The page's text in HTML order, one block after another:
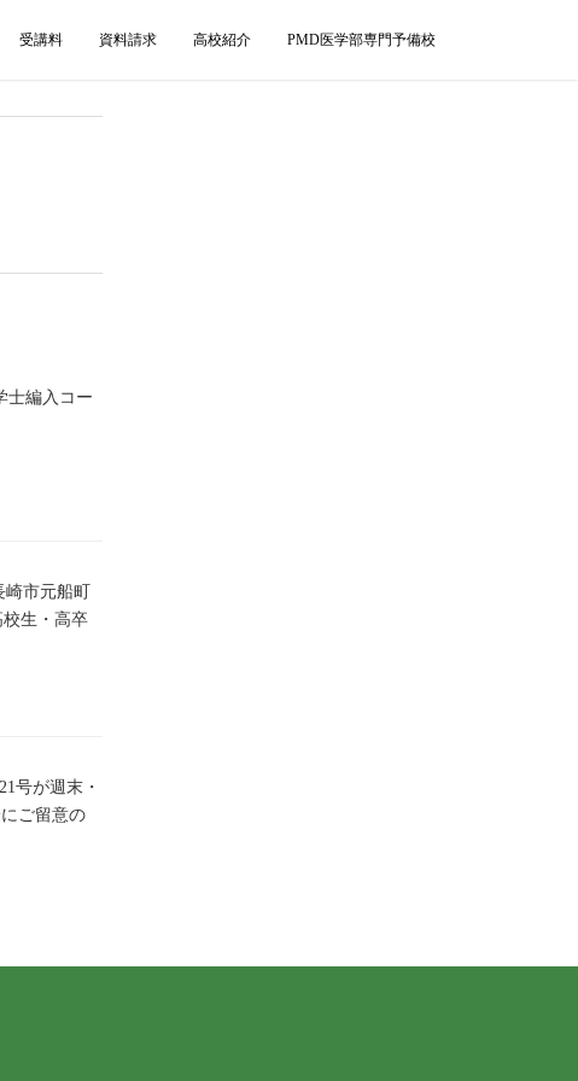
受講料 資料請求 高校紹介 PMD医学部専門予備校
士編入コー
市元船町
生・高卒
号が週末・
ご留意の